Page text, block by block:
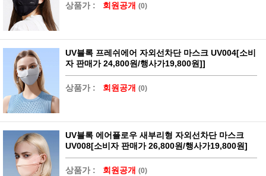
상품가 : 회원공개 (0)
UV블록 프레쉬에어 자외선차단 마스크 UV004[소비
자 판매가 24,800원/행사가19,800원]]
상품가 : 회원공개 (0)
UV블록 에어플로우 새부리형 자외선차단 마스크
UV008[소비자 판매가 26,800원/행사가19,800원]
상품가 : 회원공개 (0)